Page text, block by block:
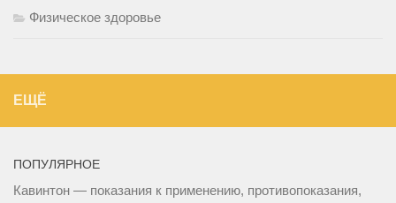
Физическое здоровье
ЕЩЁ
ПОПУЛЯРНОЕ
Кавинтон — показания к применению, противопоказания,